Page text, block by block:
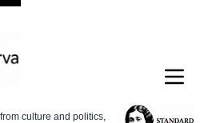
culture and politics,